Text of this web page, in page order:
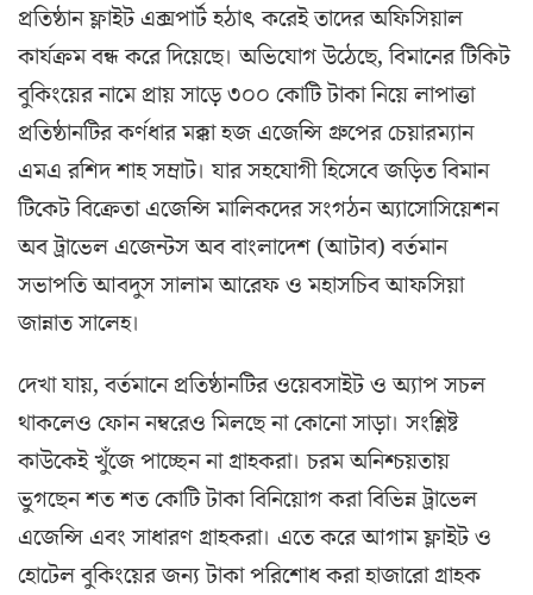
প্রতিষ্ঠান ফ্লাইট এক্সপার্ট হঠাৎ করেই তাদের অফিসিয়াল
কার্যক্রম বন্ধ করে দিয়েছে। অভিযোগ উঠেছে, বিমানের টিকিট
বুকিংয়ের নামে প্রায় সাড়ে ৩০০ কোটি টাকা নিয়ে লাপাত্তা
প্রতিষ্ঠানটির কর্ণধার মক্কা হজ এজেন্সি গ্রুপের চেয়ারম্যান
এমএ রশিদ শাহ সম্রাট। যার সহযোগী হিসেবে জড়িত বিমান
টিকেট বিক্রেতা এজেন্সি মালিকদের সংগঠন অ্যাসোসিয়েশন
অব ট্রাভেল এজেন্টস অব বাংলাদেশ (আটাব) বর্তমান
সভাপতি আবদুস সালাম আরেফ ও মহাসচিব আফসিয়া
জান্নাত সালেহ।
দেখা যায়, বর্তমানে প্রতিষ্ঠানটির ওয়েবসাইট ও অ্যাপ সচল
থাকলেও ফোন নম্বরেও মিলছে না কোনো সাড়া। সংশ্লিষ্ট
কাউকেই খুঁজে পাচ্ছেন না গ্রাহকরা। চরম অনিশ্চয়তায়
ভুগছেন শত শত কোটি টাকা বিনিয়োগ করা বিভিন্ন ট্রাভেল
এজেন্সি এবং সাধারণ গ্রাহকরা। এতে করে আগাম ফ্লাইট ও
হোটেল বুকিংয়ের জন্য টাকা পরিশোধ করা হাজারো গ্রাহক